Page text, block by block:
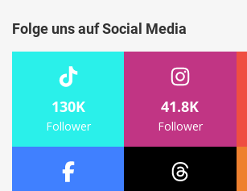
Folge uns auf Social Media
130K
Follower
41.8K
Follower